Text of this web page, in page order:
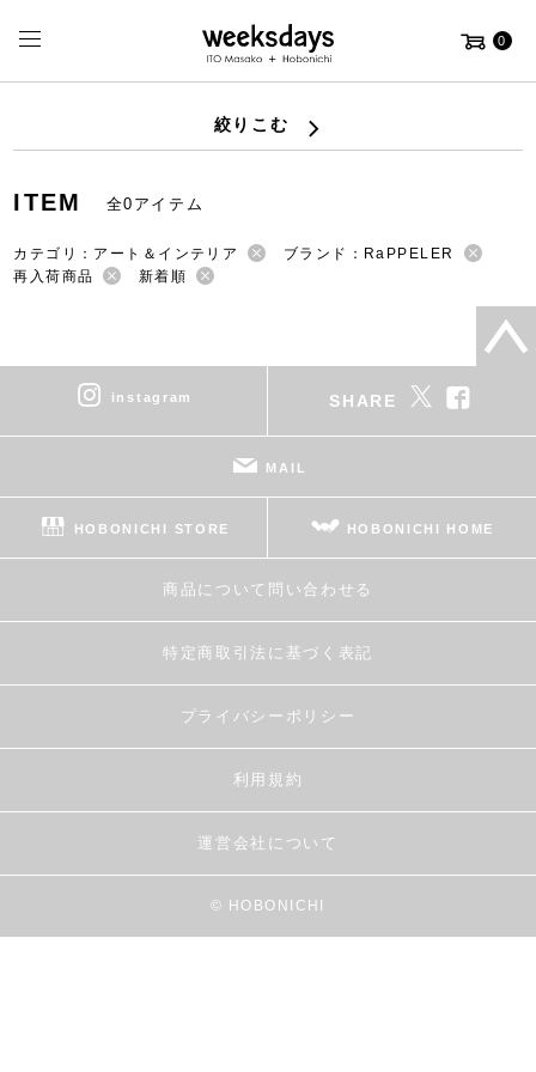
0
絞りこむ
ITEM 全0アイテム
カテゴリ：アート＆インテリア
ブランド：RaPPELER
再入荷商品
新着順
instagram SHARE
MAIL
HOBONICHI STORE HOBONICHI HOME
商品について問い合わせる
特定商取引法に基づく表記
プライバシーポリシー
利用規約
運営会社について
© HOBONICHI